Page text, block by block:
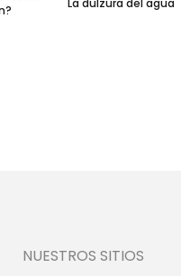
NUESTROS SITIOS